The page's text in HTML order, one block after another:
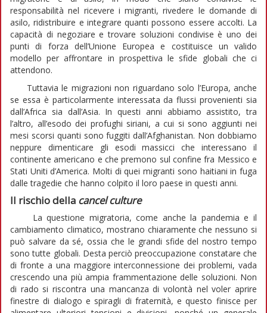
responsabilità nel ricevere i migranti, rivedere le domande di
asilo, ridistribuire e integrare quanti possono essere accolti. La
capacità di negoziare e trovare soluzioni condivise è uno dei
punti di forza dell’Unione Europea e costituisce un valido
modello per affrontare in prospettiva le sfide globali che ci
attendono.
Tuttavia le migrazioni non riguardano solo l’Europa, anche
se essa è particolarmente interessata da flussi provenienti sia
dall’Africa sia dall’Asia. In questi anni abbiamo assistito, tra
l’altro, all’esodo dei profughi siriani, a cui si sono aggiunti nei
mesi scorsi quanti sono fuggiti dall’Afghanistan. Non dobbiamo
neppure dimenticare gli esodi massicci che interessano il
continente americano e che premono sul confine fra Messico e
Stati Uniti d’America. Molti di quei migranti sono haitiani in fuga
dalle tragedie che hanno colpito il loro paese in questi anni.
Il rischio della cancel culture
La questione migratoria, come anche la pandemia e il
cambiamento climatico, mostrano chiaramente che nessuno si
può salvare da sé, ossia che le grandi sfide del nostro tempo
sono tutte globali. Desta perciò preoccupazione constatare che
di fronte a una maggiore interconnessione dei problemi, vada
crescendo una più ampia frammentazione delle soluzioni. Non
di rado si riscontra una mancanza di volontà nel voler aprire
finestre di dialogo e spiragli di fraternità, e questo finisce per